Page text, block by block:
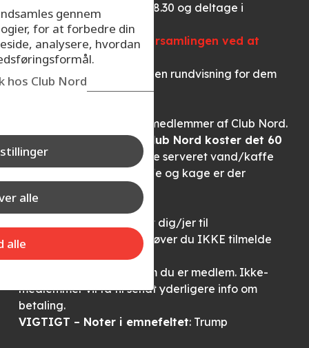
eventuelt møde frem kl. 18.30 og deltage i
generalforsamlingen.
Læs mere om generalforsamlingen ved at
klikke her
Vi slutter aftenen af med en rundvisning for dem
der er interesseret.
Foredraget er gratis for medlemmer af Club Nord.
Er du ikke medlem af Club Nord koster det 60
kr. at deltage.
Der vil blive serveret vand/kaffe
og kage.Af hensyn til kaffe og kage er der
clubnord@tv2nord.dk
Har du tilmeldt dig/jer til
generalforsamlingen behøver du IKKE tilmelde
Noter venligst i mailen om du er medlem. Ikke-
medlemmer vil få til sendt yderligere info om
betaling.
VIGTIGT – Noter i emnefeltet: Trump
gennem
for at forbedre din
analysere, hvordan
hos Club Nord
alle
alle